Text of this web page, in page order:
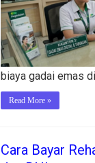
biaya gadai emas
Read More »
Cara Bayar